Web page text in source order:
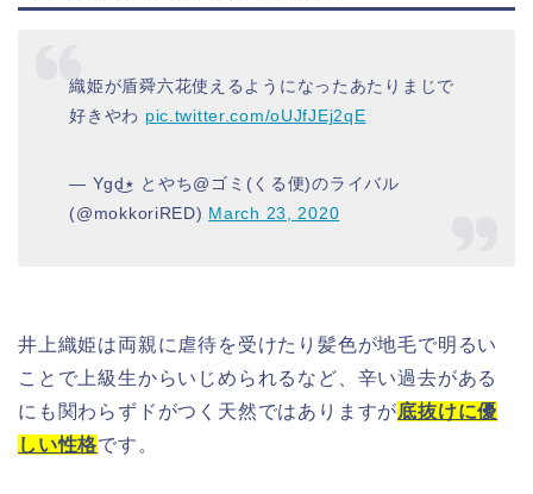
織姫が盾舜六花使えるようになったあたりまじで
好きやわ pic.twitter.com/oUJfJEj2qE
— ‎Ygd٭͜ とやち@ゴミ(くる便)のライバル
(@mokkoriRED) March 23, 2020
井上織姫は両親に虐待を受けたり髪色が地毛で明るい
ことで上級生からいじめられるなど、辛い過去がある
にも関わらずドがつく天然ではありますが底抜けに優
しい性格です。